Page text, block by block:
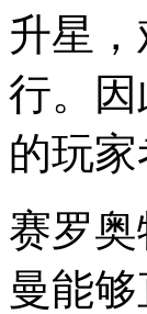
升星
行。
的玩家
赛罗
曼能